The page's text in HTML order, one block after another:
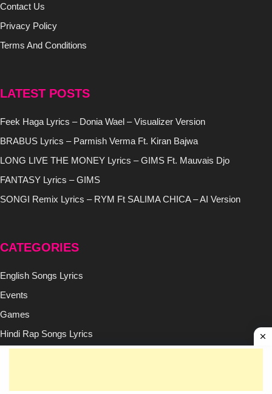
Contact Us
Privacy Policy
Terms And Conditions
LATEST POSTS
Feek Haga Lyrics – Donia Wael – Visualizer Version
BRABUS Lyrics – Parmish Verma Ft. Kiran Bajwa
LONG LIVE THE MONEY Lyrics – GIMS Ft. Mauvais Djo
FANTASY Lyrics – GIMS
SONGI Remix Lyrics – RYM Ft SALIMA CHICA – AI Version
CATEGORIES
English Songs Lyrics
Events
Games
Hindi Rap Songs Lyrics
Punjabi Songs Lyrics